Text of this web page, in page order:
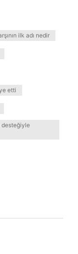
ilk adı nedir
etti
desteğiyle